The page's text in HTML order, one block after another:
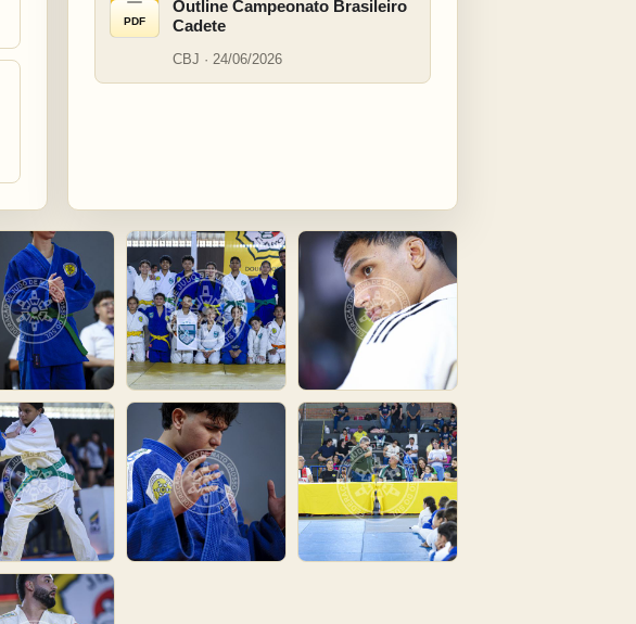
PDF
Outline Campeonato Brasileiro
Cadete
CBJ · 24/06/2026